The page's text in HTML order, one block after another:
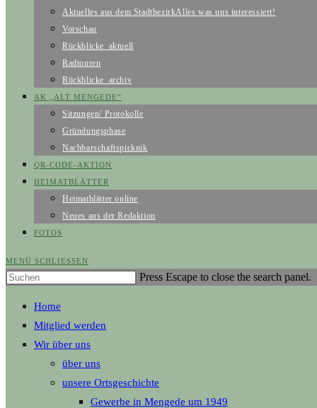
Aktuelles aus dem StadtbezirkAlles was uns interessiert!
Vorschau
Rückblicke_aktuell
Radtouren
Rückblicke_archiv
AK „ALT MENGEDE“
Sitzungen/ Protokolle
Gründungsphase
Nachbarschaftspicknik
QR-CODE-AKTION
HEIMATBLÄTTER
Heimatblätter online
Neues aus der Redaktion
FOTOS
MENÜ SCHLIESSEN
Press Escape to close the search panel.
Home
Mitglied werden
Wir über uns
über uns
unsere Ortsgeschichte
Gewerbe in Mengede um 1949